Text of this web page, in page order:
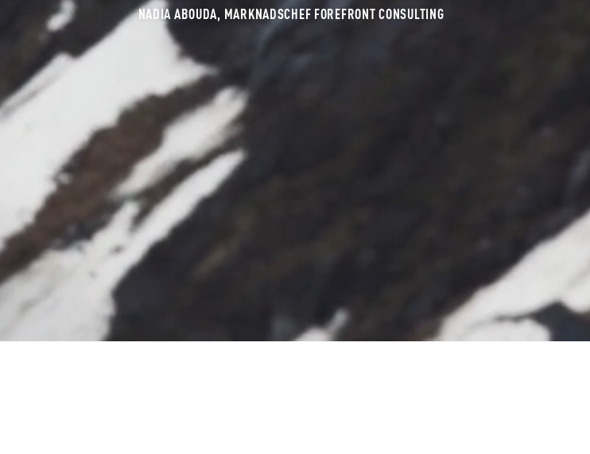
NADIA ABOUDA, MARKNADSCHEF FOREFRONT CONSULTING